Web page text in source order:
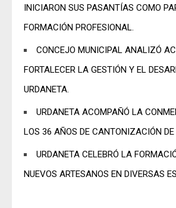
INICIARON SUS PASANTÍAS COMO
FORMACIÓN PROFESIONAL.
CONCEJO MUNICIPAL ANALIZÓ
FORTALECER LA GESTIÓN Y EL
URDANETA.
URDANETA ACOMPAÑÓ LA
LOS 36 AÑOS DE CANTONIZACIÓN DE
URDANETA CELEBRÓ LA
NUEVOS ARTESANOS EN DIVERSAS